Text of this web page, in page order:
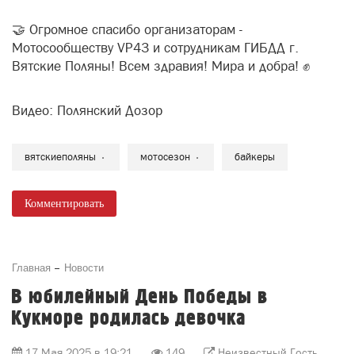
🤝 Огромное спасибо организаторам -
Мотосообществу VP43 и сотрудникам ГИБДД г.
Вятские Поляны! Всем здравия! Мира и добра! ✊
Видео: Полянский Дозор
вятскиеполяны мотосезон байкеры
Комментировать
Главная Новости
В юбилейный День Победы в
Кукморе родилась девочка